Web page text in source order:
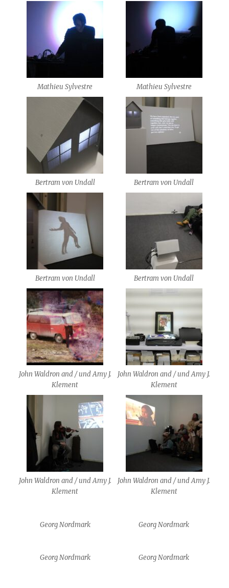
Mathieu Sylvestre Mathieu Sylvestre
Bertram von Undall Bertram von Undall
Bertram von Undall Bertram von Undall
John Waldron and / und Amy J.
Klement
John Waldron and / und Amy J.
Klement
John Waldron and / und Amy J.
Klement
John Waldron and / und Amy J.
Klement
Georg Nordmark Georg Nordmark
Georg Nordmark Georg Nordmark